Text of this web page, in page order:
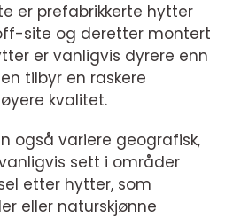
er prefabrikkerte hytter
site og deretter montert
er vanligvis dyrere enn
tilbyr en raskere
kvalitet.
også variere geografisk,
sett i områder
etter hytter, som
eller naturskjønne